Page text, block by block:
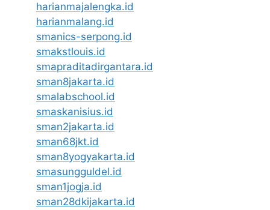
harianmajalengka.id
harianmalang.id
smanics-serpong.id
smakstlouis.id
smapraditadirgantara.id
sman8jakarta.id
smalabschool.id
smaskanisius.id
sman2jakarta.id
sman68jkt.id
sman8yogyakarta.id
smasungguldel.id
sman1jogja.id
sman28dkijakarta.id